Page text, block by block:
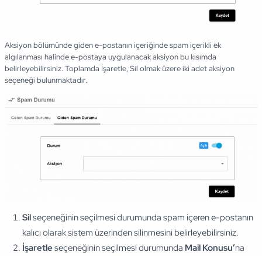
Aksiyon bölümünde giden e-postanın içeriğinde spam içerikli ek
algılanması halinde e-postaya uygulanacak aksiyon bu kısımda
belirleyebilirsiniz. Toplamda İşaretle, Sil olmak üzere iki adet aksiyon
seçeneği bulunmaktadır.
Silseçeneğinin seçilmesi durumunda spam içeren e-postanın
kalıcı olarak sistem üzerinden silinmesini belirleyebilirsiniz.
İşaretleseçeneğinin seçilmesi durumunda Mail Konusu’na